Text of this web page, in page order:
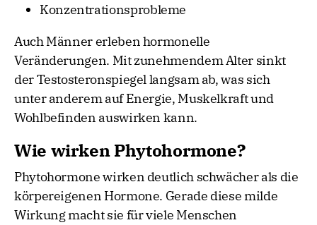
Konzentrationsprobleme
Auch Männer erleben hormonelle
Veränderungen. Mit zunehmendem Alter sinkt
der Testosteronspiegel langsam ab, was sich
unter anderem auf Energie, Muskelkraft und
Wohlbefinden auswirken kann.
Wie wirken Phytohormone?
Phytohormone wirken deutlich schwächer als die
körpereigenen Hormone. Gerade diese milde
Wirkung macht sie für viele Menschen